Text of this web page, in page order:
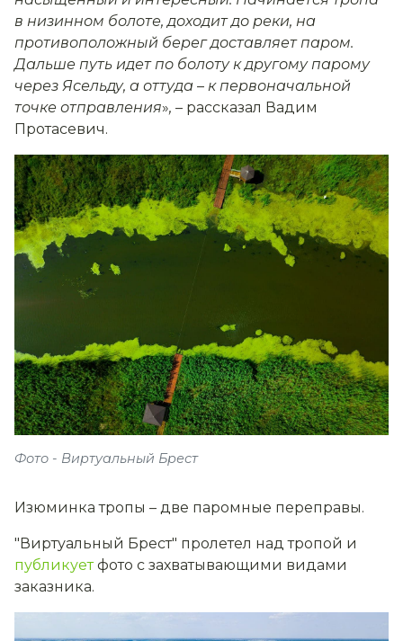
в низинном болоте, доходит до реки, на
противоположный берег доставляет паром.
Дальше путь идет по болоту к другому парому
через Ясельду, а оттуда – к первоначальной
точке отправления», – рассказал Вадим
Протасевич.
Фото - Виртуальный Брест
Изюминка тропы – две паромные переправы.
"Виртуальный Брест" пролетел над тропой и
публикуетфото с захватывающими видами
заказника.